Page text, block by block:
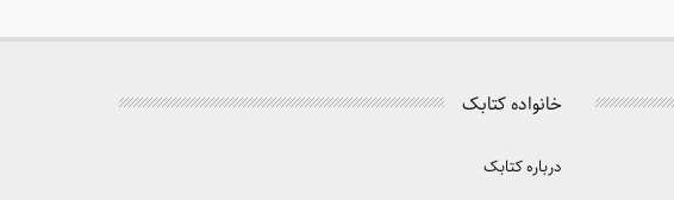
خانواده کتابک
درباره کتابک